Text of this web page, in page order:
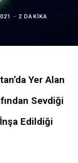
2 DAKIKA
Yer Alan
Sevdiği
Edildiği